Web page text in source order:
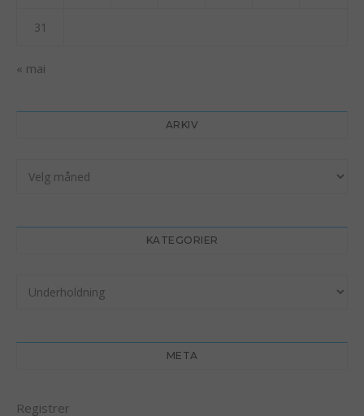
31
« mai
ARKIV
KATEGORIER
META
Registrer